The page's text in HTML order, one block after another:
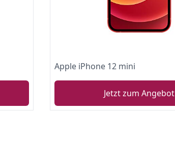
Apple iPhone 12 mini
Jetzt zum Angebot